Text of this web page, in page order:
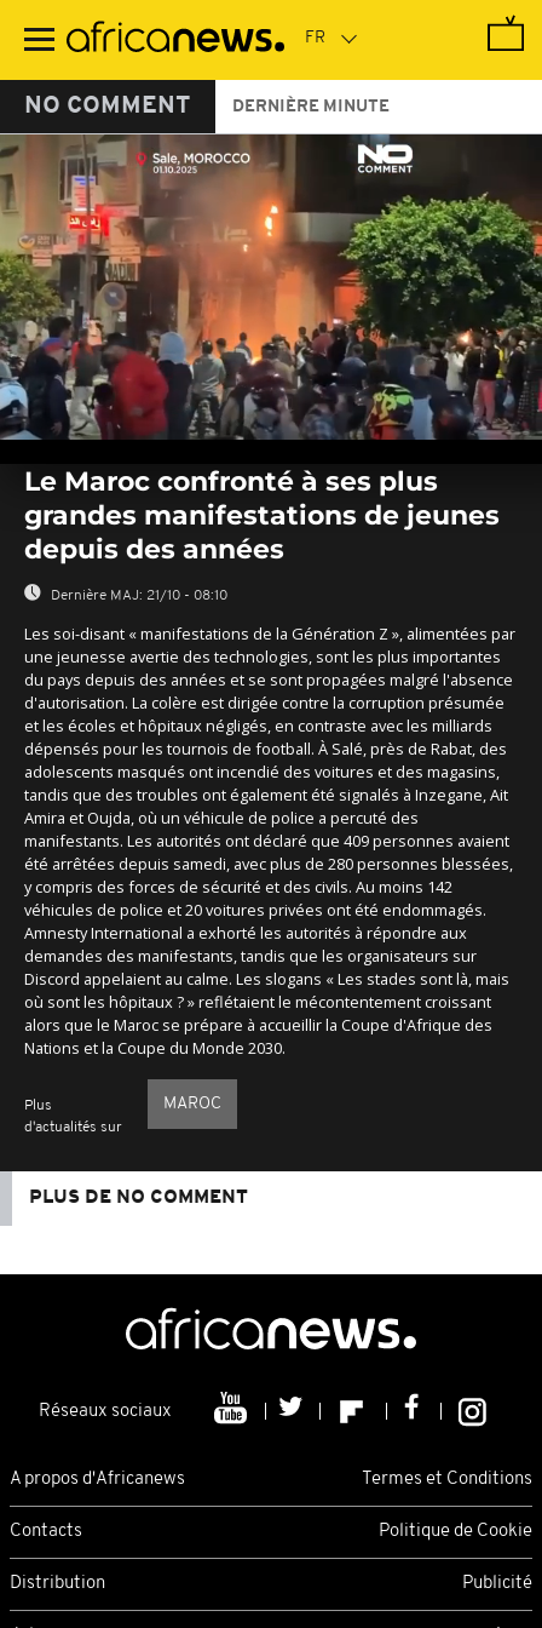
contenu
NO COMMENT DERNIÈRE MINUTE
seconds
seconds
Le Maroc confronté à ses plus
grandes manifestations de jeunes
depuis des années
Dernière MAJ: 21/10 - 08:10
Les soi-disant « manifestations de la Génération Z », alimentées par
une jeunesse avertie des technologies, sont les plus importantes
du pays depuis des années et se sont propagées malgré l'absence
d'autorisation. La colère est dirigée contre la corruption présumée
et les écoles et hôpitaux négligés, en contraste avec les milliards
dépensés pour les tournois de football. À Salé, près de Rabat, des
adolescents masqués ont incendié des voitures et des magasins,
tandis que des troubles ont également été signalés à Inzegane, Ait
Amira et Oujda, où un véhicule de police a percuté des
manifestants. Les autorités ont déclaré que 409 personnes avaient
été arrêtées depuis samedi, avec plus de 280 personnes blessées,
y compris des forces de sécurité et des civils. Au moins 142
véhicules de police et 20 voitures privées ont été endommagés.
Amnesty International a exhorté les autorités à répondre aux
demandes des manifestants, tandis que les organisateurs sur
Discord appelaient au calme. Les slogans « Les stades sont là, mais
où sont les hôpitaux ? » reflétaient le mécontentement croissant
alors que le Maroc se prépare à accueillir la Coupe d'Afrique des
Nations et la Coupe du Monde 2030.
Plus
d'actualités sur
MAROC
PLUS DE NO COMMENT
Réseaux sociaux
A propos d'Africanews Termes et Conditions
Contacts Politique de Cookie
Distribution Publicité